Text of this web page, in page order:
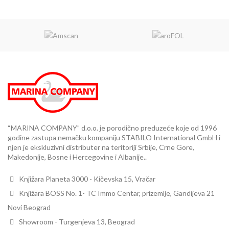
“MARINA COMPANY” d.o.o. je porodično preduzeće koje od 1996
godine zastupa nemačku kompaniju STABILO International GmbH i
njen je ekskluzivni distributer na teritoriji Srbije, Crne Gore,
Makedonije, Bosne i Hercegovine i Albanije..
Knjižara Planeta 3000 - Kičevska 15, Vračar
Knjižara BOSS No. 1- TC Immo Centar, prizemlje, Gandijeva 21
Novi Beograd
Showroom - Turgenjeva 13, Beograd